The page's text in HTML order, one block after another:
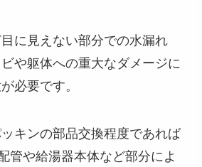
に見えない部分での水漏れ
や躯体への重大なダメージに
必要です。
キンの部品交換程度であれば
管や給湯器本体など部分によ